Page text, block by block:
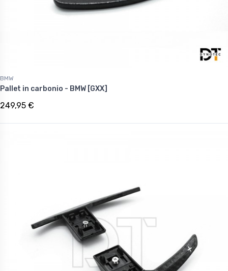
BMW
Pallet in carbonio - BMW [GXX]
249,95 €